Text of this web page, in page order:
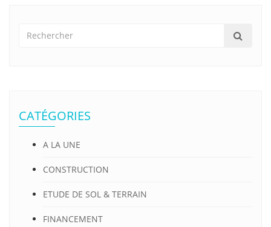
CATÉGORIES
A LA UNE
CONSTRUCTION
ETUDE DE SOL & TERRAIN
FINANCEMENT